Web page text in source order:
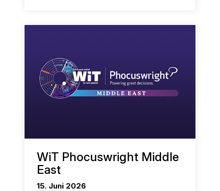
WiT Phocuswright Middle
East
15. Juni 2026